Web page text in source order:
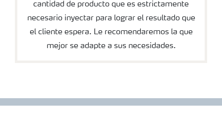
cantidad de producto que es estrictamente
necesario inyectar para lograr el resultado que
el cliente espera. Le recomendaremos la que
mejor se adapte a sus necesidades.